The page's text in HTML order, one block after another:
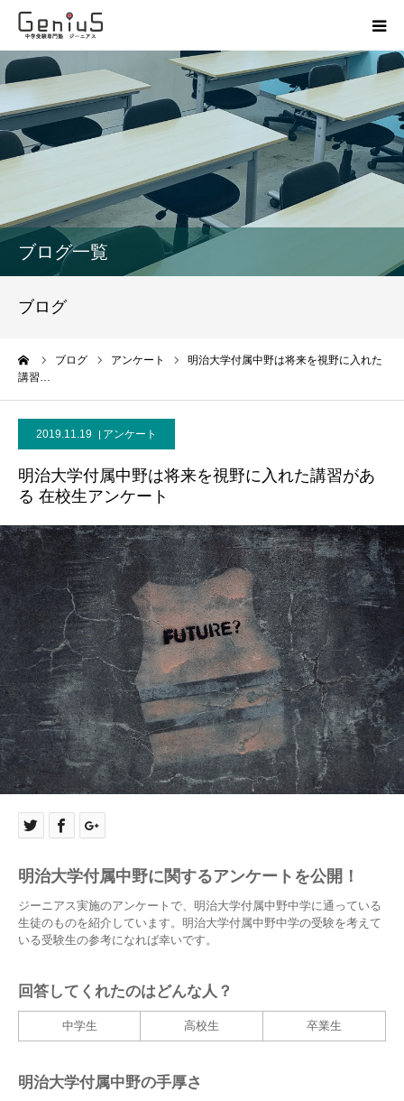
ブログ一覧
ブログ
ブログ アンケート
明治大学付属中野は将来を視野に入れた
講習…
2019.11.19 アンケート
明治大学付属中野は将来を視野に入れた講習があ
る 在校生アンケート
明治大学付属中野に関するアンケートを公開！
ジーニアス実施のアンケートで、明治大学付属中野中学に通っている
生徒のものを紹介しています。明治大学付属中野中学の受験を考えて
いる受験生の参考になれば幸いです。
回答してくれたのはどんな人？
中学生 高校生 卒業生
明治大学付属中野の手厚さ
授業
志望校別特訓
模試